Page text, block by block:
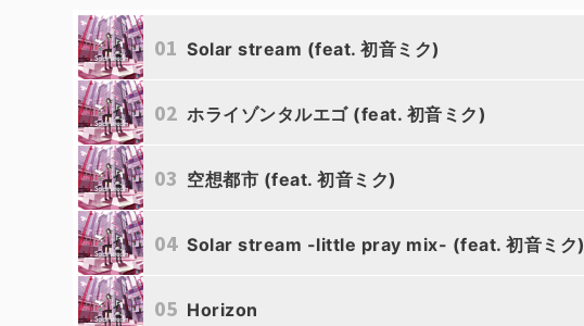
01 Solar stream (feat. 初音ミク)
02 ホライゾンタルエゴ (feat. 初音ミク)
03 空想都市 (feat. 初音ミク)
04 Solar stream -little pray mix- (feat. 初音ミク)
05 Horizon